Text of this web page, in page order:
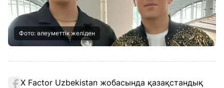
Фото: әлеуметтік желіден
X Factor Uzbekistan жобасында қазақстандық